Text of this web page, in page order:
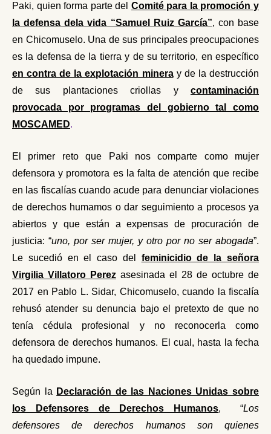
Paki, quien forma parte del Comité para la promoción y
la defensa dela vida “Samuel Ruiz García”, con base
en Chicomuselo. Una de sus principales preocupaciones
es la defensa de la tierra y de su territorio, en específico
en contra de la explotación minera y de ladestrucción
de sus plantaciones criollas y
contaminación
provocada por programas del gobierno tal como
MOSCAMED.
El primer reto que Paki nos comparte como mujer
defensora y promotora es la falta de atención que recibe
en las fiscalías cuando acude para denunciar violaciones
de derechos humamos o dar seguimiento a procesos ya
abiertos y que están a expensas de procuración de
justicia: “uno, por ser mujer, y otro por no ser abogada”.
Le sucedió en el caso del
feminicidio de la señora
Virgilia Villatoro Perez asesinada el 28 de octubre de
2017 en Pablo L. Sidar, Chicomuselo, cuando la fiscalía
rehusó atender su denuncia bajo el pretexto de que no
tenía cédula profesional y no reconocerla como
defensora de derechos humanos. El cual, hasta la fecha
ha quedado impune.
Según la Declaración de las Naciones Unidas sobre
los Defensores de Derechos Humanos, “Los
defensores de derechos humanos son quienes